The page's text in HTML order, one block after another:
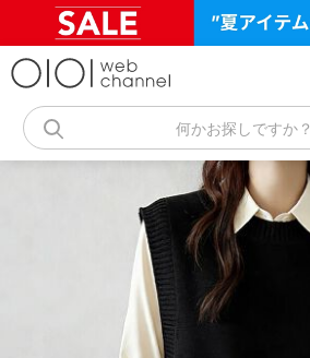
キ
何かお探しですか？